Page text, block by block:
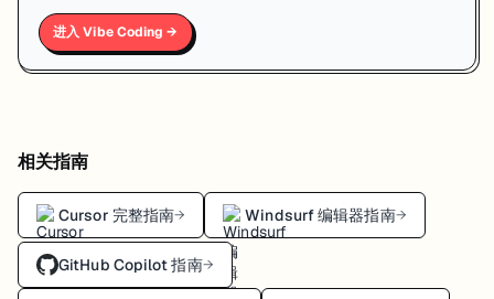
进入 Vibe Coding →
相关指南
Cursor 完整指南→ Windsurf 编辑器指南→
GitHub Copilot 指南→